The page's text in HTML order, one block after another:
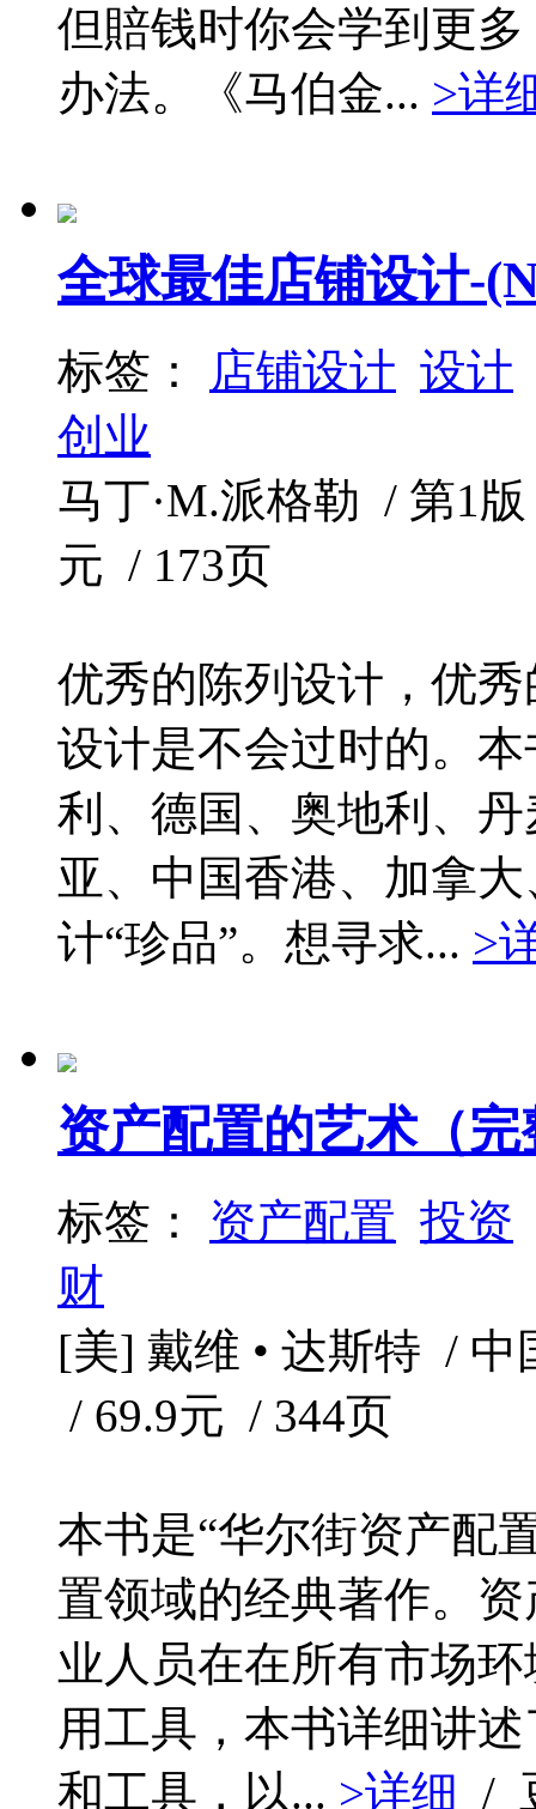
但賠钱时你会学到更
办法。《马伯金... >详
全球最佳店铺设计-
标签： 店铺设计 设计
创业
马丁·M.派格勒 / 第1
元 / 173页
优秀的陈列设计，优
设计是不会过时的。
利、德国、奥地利、
亚、中国香港、加拿
计“珍品”。想寻求... >
资产配置的艺术（完
标签： 资产配置 投资
财
[美] 戴维 • 达斯特 /
/ 69.9元 / 344页
本书是“华尔街资产配
置领域的经典著作。
业人员在在所有市场
用工具，本书详细讲
和工具，以... >详细 /